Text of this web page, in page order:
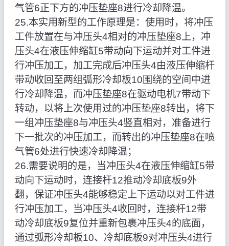
气管6正下方的冲压垫座8进行冷却降温。
25.本实用新型的工作原理是：使用时，将冲压
工件放置在与冲压头4相对的冲压垫座8上，冲
压头4在液压伸缩缸5带动向下运动并对工件进
行冲压加工，加工完成后冲压头4由液压伸缩杆
带动收回至两组弧形冷却板10围绕的空间中进
行冷却降温，而冲压垫座8在驱动电机7带动下
转动，以将上次使用过的冲压垫座8转出，将下
一组冲压垫座8与冲压头4竖直相对，准备进行
下一批次的冲压加工，而转出的冲压垫座8在喷
气管6处进行快速冷却降温；
26.需要说明的是，当冲压头4在液压伸缩缸5带
动向下运动时，连接杆12推动冷却底板9外
翻，保证冲压头4能够稳定上下运动以对工件进
行冲压加工，当冲压头4收回时，连接杆12带
动冷却底板9复位并重新包裹冲压头4的底面，
通过弧形冷却板10、冷却底板9对冲压头4进行